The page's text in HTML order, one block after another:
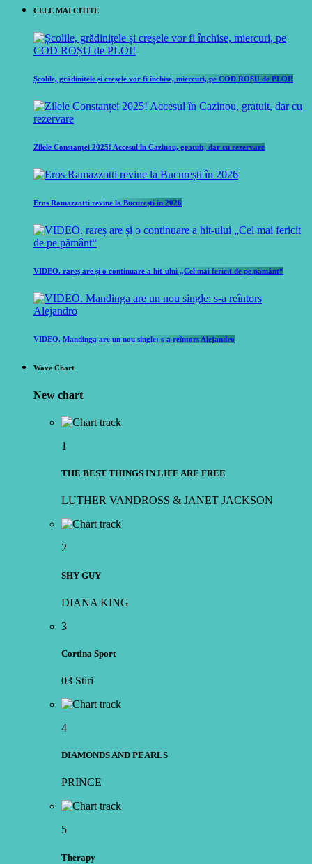
CELE MAI CITITE
Școlile, grădinițele și creșele vor fi închise, miercuri, pe COD ROȘU de PLOI!
Zilele Constanței 2025! Accesul în Cazinou, gratuit, dar cu rezervare
Eros Ramazzotti revine la București în 2026
VIDEO. rareș are și o continuare a hit-ului „Cel mai fericit de pe pământ“
VIDEO. Mandinga are un nou single: s-a reîntors Alejandro
Wave Chart
New chart
1
THE BEST THINGS IN LIFE ARE FREE
LUTHER VANDROSS & JANET JACKSON
2
SHY GUY
DIANA KING
3
Cortina Sport
03 Stiri
4
DIAMONDS AND PEARLS
PRINCE
5
Therapy